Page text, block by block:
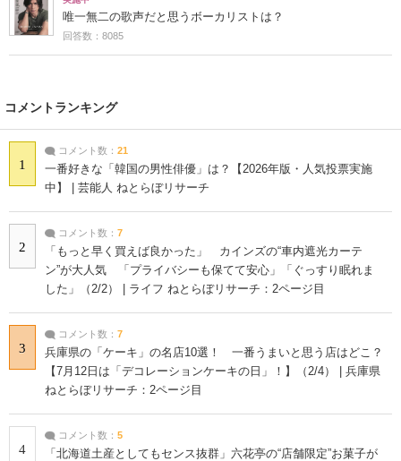
唯一無二の歌声だと思うボーカリストは？
回答数：8085
コメントランキング
1
コメント数： 21
一番好きな「韓国の男性俳優」は？【2026年版・人気投票実施
中】 | 芸能人 ねとらぼリサーチ
2
コメント数： 7
「もっと早く買えば良かった」 カインズの“車内遮光カーテ
ン”が大人気 「プライバシーも保てて安心」「ぐっすり眠れま
した」（2/2） | ライフ ねとらぼリサーチ：2ページ目
3
コメント数： 7
兵庫県の「ケーキ」の名店10選！ 一番うまいと思う店はどこ？
【7月12日は「デコレーションケーキの日」！】（2/4） | 兵庫県
ねとらぼリサーチ：2ページ目
4
コメント数： 5
「北海道土産としてもセンス抜群」六花亭の“店舗限定”お菓子が